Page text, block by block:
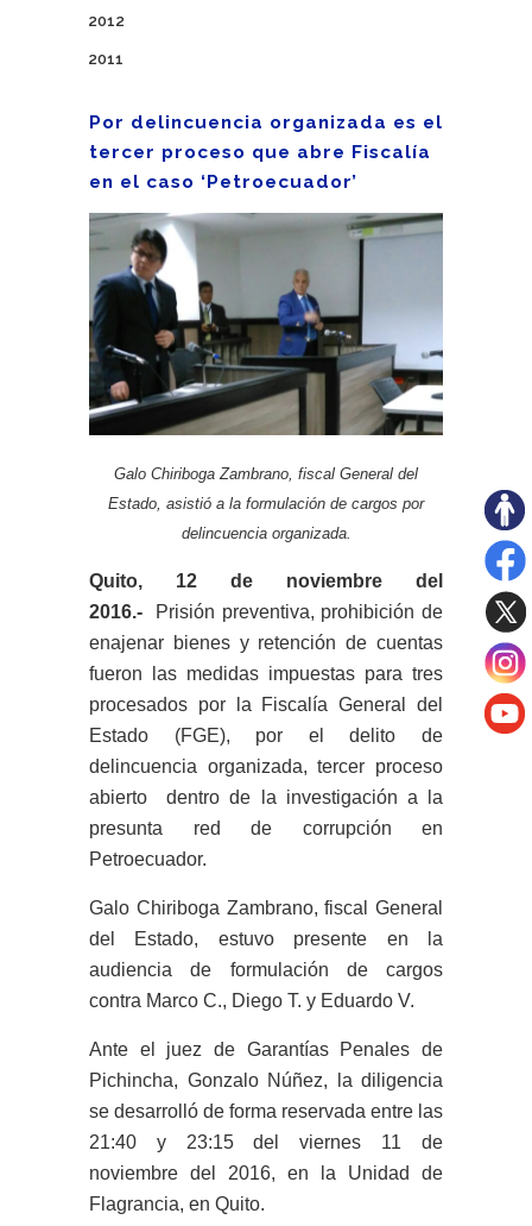
2012
2011
Por delincuencia organizada es el
tercer proceso que abre Fiscalía
en el caso ‘Petroecuador’
Galo Chiriboga Zambrano, fiscal General del
Estado, asistió a la formulación de cargos por
delincuencia organizada.
Quito, 12 de noviembre del
2016.-
Prisión preventiva, prohibición de
enajenar bienes y retención de cuentas
fueron las medidas impuestas para tres
procesados por la Fiscalía General del
Estado (FGE), por el delito de
delincuencia organizada, tercer proceso
abierto dentro de la investigación a la
presunta red de corrupción en
Petroecuador.
Galo Chiriboga Zambrano, fiscal General
del Estado, estuvo presente en la
audiencia de formulación de cargos
contra Marco C., Diego T. y Eduardo V.
Ante el juez de Garantías Penales de
Pichincha, Gonzalo Núñez, la diligencia
se desarrolló de forma reservada entre las
21:40 y 23:15 del viernes 11 de
noviembre del 2016, en la Unidad de
Flagrancia, en Quito.